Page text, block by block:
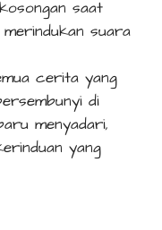
saat
suara
cerita yang
di
menyadari,
yang